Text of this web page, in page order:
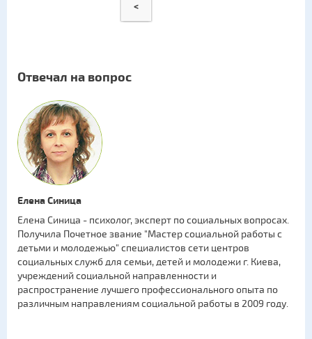
<
Отвечал на вопрос
Елена Синица
Елена Синица - психолог, эксперт по социальных вопросах.
Получила Почетное звание "Мастер социальной работы с
детьми и молодежью" специалистов сети центров
социальных служб для семьи, детей и молодежи г. Киева,
учреждений социальной направленности и
распространение лучшего профессионального опыта по
различным направлениям социальной работы в 2009 году.